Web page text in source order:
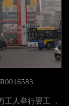
R0016583
工人举行罢工 ，